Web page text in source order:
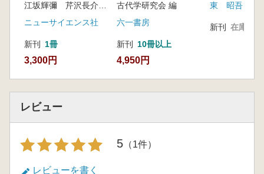
(3)クビレ部第1トレンチ (田村隆明・細川
晋太郎)
(4)クビレ部第2トレンチ (新原祐典・小森
牧人)
(5)前方部第1トレンチ (藤原光平・土屋隆
史)
(6)前方部第2トレンチ (奥山 貴)
(7)地中レーダ探査 (阿児雄之)
3 埋葬施設の構造
江坂輝彌 芹沢長介 坂詰秀一 編
ニューサイエンス社
新刊 1冊
3,300円
団
古代学研究会 編
六一書房
新刊 10冊以上
4,950円
東 昭吾
新刊 在庫なし
レビュー
5 （1件）
レビューを書く